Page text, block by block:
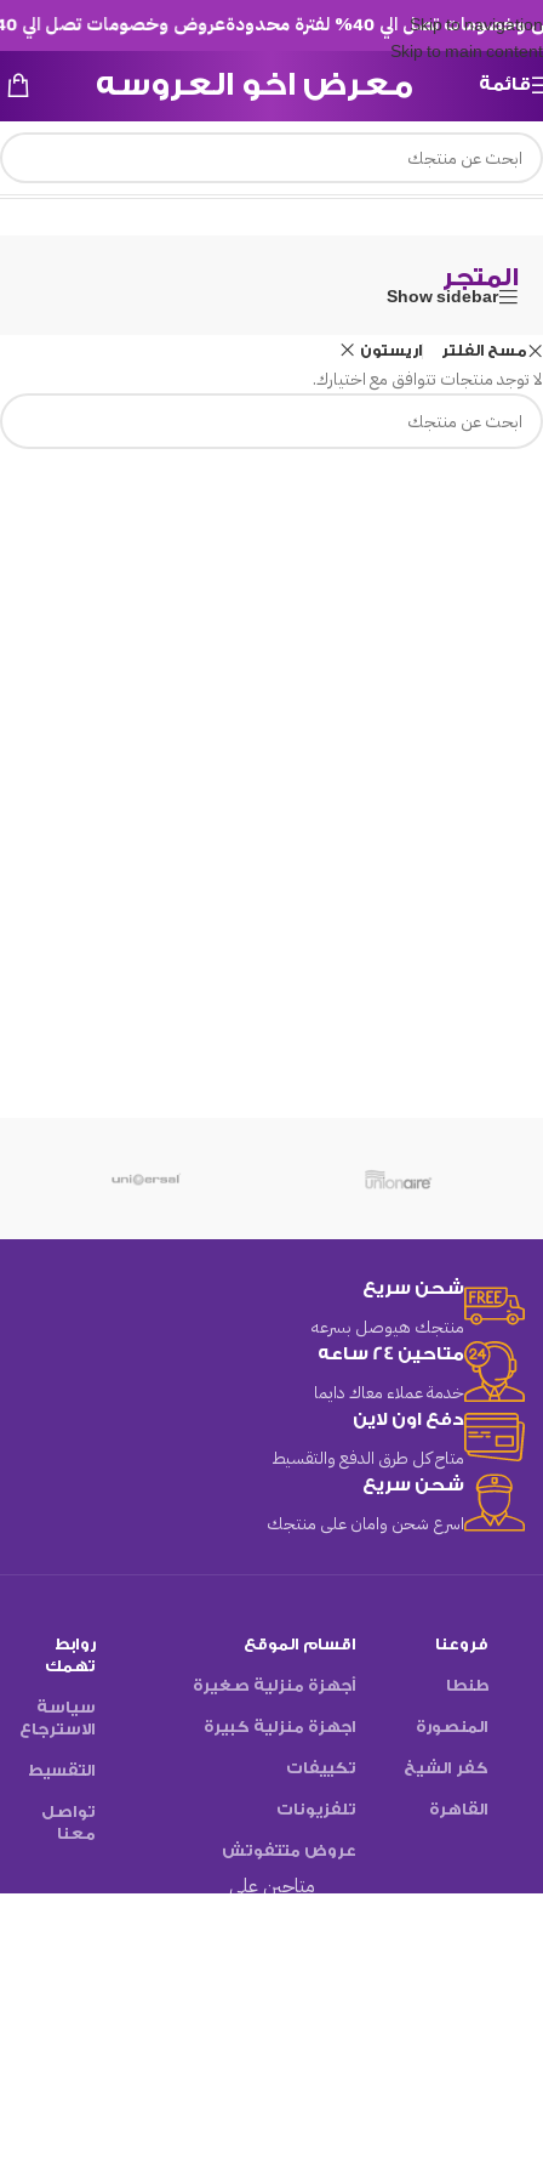
Skip to navigation
Skip to main content
عروض وخصومات تصل الي 40% لفترة محدودة تصل الي 40% لفترة محدودة
قائمة معرض اخو العروسه
الرئيسية/المتجر
المتجر
Show sidebar
مسح الفلتر اريستون
لا توجد منتجات تتوافق مع اختيارك.
شحن سريع
منتجك هيوصل بسرعه
متاحين 24 ساعه
خدمة عملاء معاك دايما
دفع اون لاين
متاح كل طرق الدفع والتقسيط
شحن سريع
اسرع شحن وامان على منتجك
فروعنا
طنطا
المنصورة
كفر الشيخ
القاهرة
اقسام الموقع
أجهزة منزلية صغيرة
اجهزة منزلية كبيرة
تكييفات
تلفزيونات
عروض متتفوتش
روابط
تهمك
سياسة
الاسترجاع
التقسيط
تواصل
معنا
متاحين على